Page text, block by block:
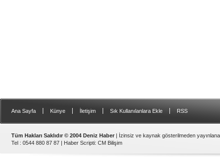
Ana Sayfa Künye İletişim Sık Kullanılanlara Ekle RSS
Tüm Hakları Saklıdır © 2004 Deniz Haber | İzinsiz ve kaynak gösterilmeden
Tel : 0544 880 87 87 | Haber Scripti: CM Bilişim